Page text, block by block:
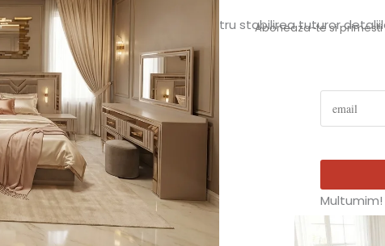
de catre un operator Givastar pentru stabilirea tuturor
Aboneaza-te si